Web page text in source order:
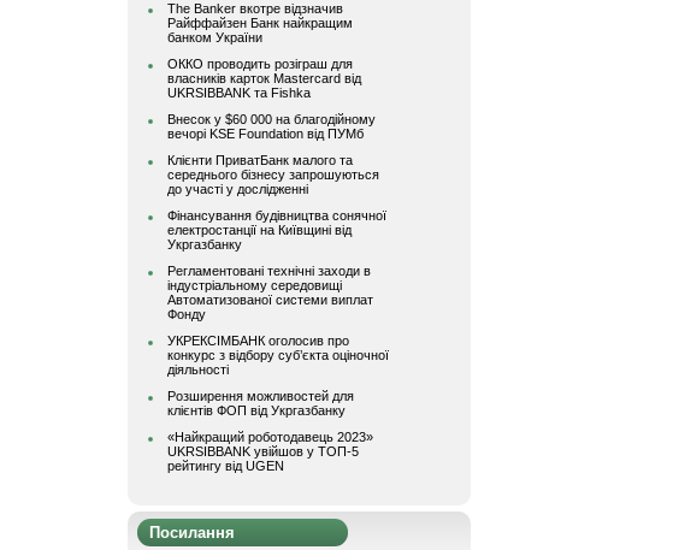
The Banker вкотре відзначив
Райффайзен Банк найкращим
банком України
ОККО проводить розіграш для
власників карток Mastercard від
UKRSIBBANK та Fishka
Внесок у $60 000 на благодійному
вечорі KSE Foundation від ПУМб
Клієнти ПриватБанк малого та
середнього бізнесу запрошуються
до участі у дослідженні
Фінансування будівництва сонячної
електростанції на Київщині від
Укргазбанку
Регламентовані технічні заходи в
індустріальному середовищі
Автоматизованої системи виплат
Фонду
УКРЕКСІМБАНК оголосив про
конкурс з відбору суб’єкта оціночної
діяльності
Розширення можливостей для
клієнтів ФОП від Укргазбанку
«Найкращий роботодавець 2023»
UKRSIBBANK увійшов у ТОП-5
рейтингу від UGEN
Посилання